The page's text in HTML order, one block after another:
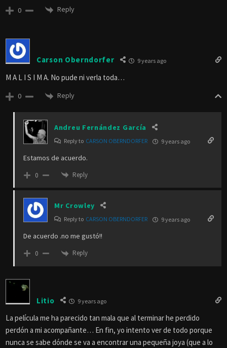
0 Reply
Carson Oberndorfer 9 years ago
M A L I S I M A. No pude ni verla toda…
0 Reply
Andreu Fernández García
Reply to CARSON OBERNDORFER 9 years ago
Estamos de acuerdo.
0 Reply
Mr Crowley
Reply to CARSON OBERNDORFER 9 years ago
De acuerdo .no me gustó!!
0 Reply
Litio 9 years ago
La película me ha parecido tan mala que al terminar he perdido
perdón a mi acompañante… En fin, yo intento ver de todo porque
nunca se sabe dónde se va a encontrar una pequeña joya (que a lo